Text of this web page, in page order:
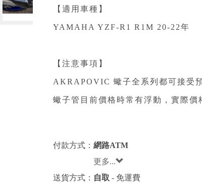
【適用車種】
YAMAHA YZF-R1 R1M 20-22年
【注意事項】
AKRAPOVIC 蠍子全系列都可接受
蠍子管目前價格時常有浮動，實際價
付款方式：網路ATM
更多...
送貨方式： 自取 - 免運費